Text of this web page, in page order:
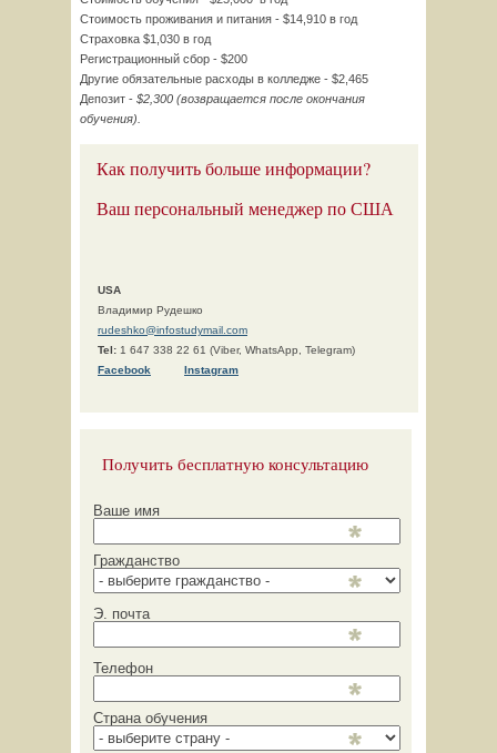
Стоимость проживания и питания - $14,910 в год
Страховка $1,030 в год
Регистрационный сбор - $200
Другие обязательные расходы в колледже - $2,465
Депозит - $2,300 (возвращается после окончания
обучения).
Как получить больше информации?
Ваш персональный менеджер по США
USA
Владимир Рудешко
rudeshko@infostudymail.com
Tel: 1 647 338 22 61 (Viber, WhatsApp, Telegram)
Facebook Instagram
Получить бесплатную консультацию
Ваше имя
Гражданство
Э. почта
Телефон
Страна обучения